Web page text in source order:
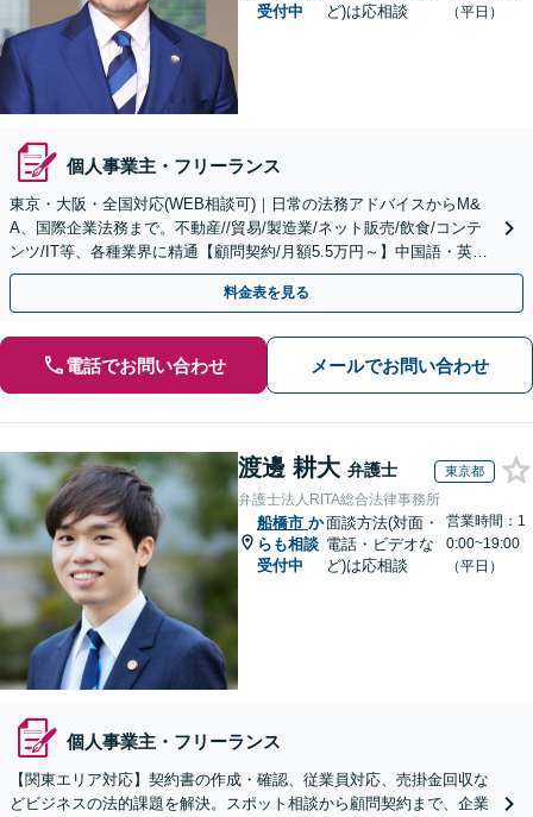
受付中
ど)は応相談
（平日）
個人事業主・フリーランス
東京・大阪・全国対応(WEB相談可)｜日常の法務アドバイスからM&
A、国際企業法務まで。不動産//貿易/製造業/ネット販売/飲食/コンテ
ンツ/IT等、各種業界に精通【顧問契約/月額5.5万円～】中国語・英
語・韓国語・ベトナム語・タイ語対応可
料金表を見る
電話でお問い合わせ メールでお問い合わせ
渡邊 耕大 弁護士 東京都
弁護士法人RITA総合法律事務所
船橋市 か
らも相談
受付中
面談方法(対面・
電話・ビデオな
ど)は応相談
営業時間：1
0:00~19:00
（平日）
個人事業主・フリーランス
【関東エリア対応】契約書の作成・確認、従業員対応、売掛金回収な
どビジネスの法的課題を解決。スポット相談から顧問契約まで、企業